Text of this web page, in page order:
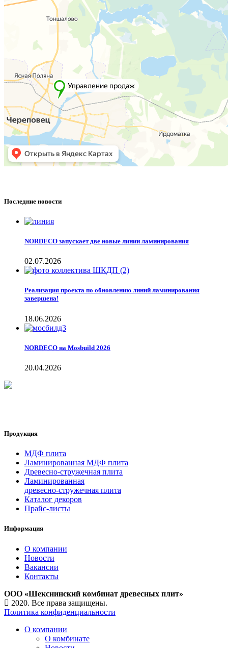
Последние новости
NORDECO запускает две новые линии ламинирования
02.07.2026
Реализация проекта по обновлению линий ламинирования
завершена!
18.06.2026
NORDECO на Mosbuild 2026
20.04.2026
Продукция
МДФ плита
Ламинированная МДФ плита
Древесно-стружечная плита
Ламинированная
древесно-стружечная плита
Каталог декоров
Прайс-листы
Информация
О компании
Новости
Вакансии
Контакты
ООО «Шекснинский комбинат древесных плит»
2020. Все права защищены.
Политика конфиденциальности
О компании
О комбинате